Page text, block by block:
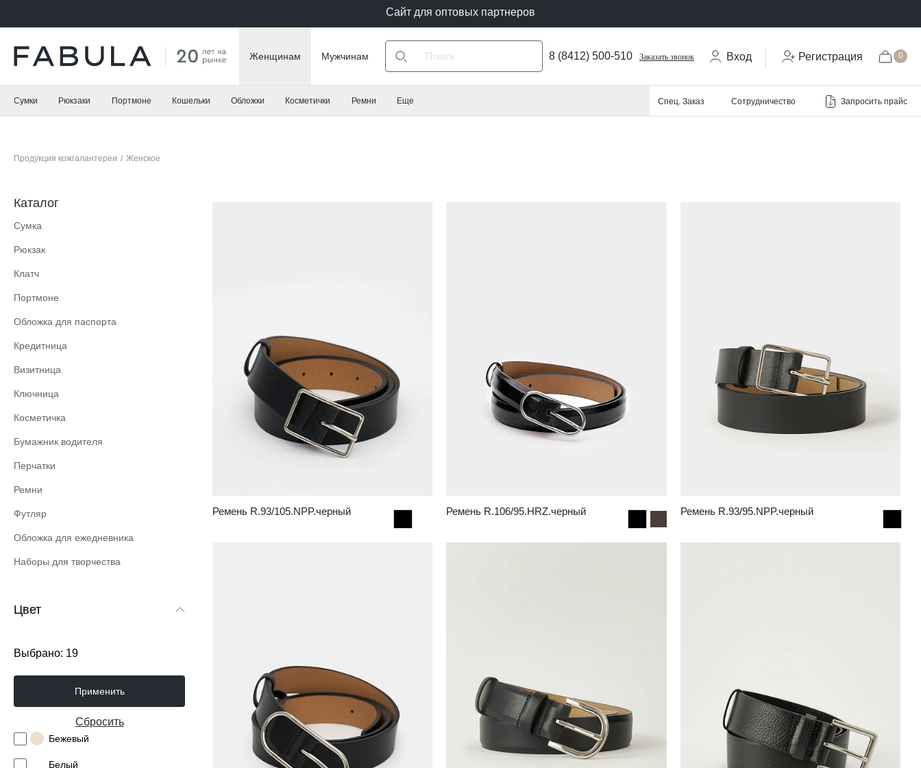
Сайт для оптовых партнеров
Женщинам Мужчинам 8 (8412) 500-510 Заказать звонок Вход Регистрация 0
Сумки Рюкзаки Портмоне Кошельки Обложки Косметички Ремни Еще Спец. Заказ Сотрудничество Запросить прайс
Продукция кожгалантереи / Женское
Каталог
Сумка
Рюкзак
Клатч
Портмоне
Обложка для паспорта
Кредитница
Визитница
Ключница
Косметичка
Бумажник водителя
Перчатки
Ремни
Футляр
Обложка для ежедневника
Наборы для творчества
Цвет
Выбрано: 19
Применить
Сбросить
Бежевый
Белый
Ремень R.93/105.NPP.черный Ремень R.106/95.HRZ.черный Ремень R.93/95.NPP.черный